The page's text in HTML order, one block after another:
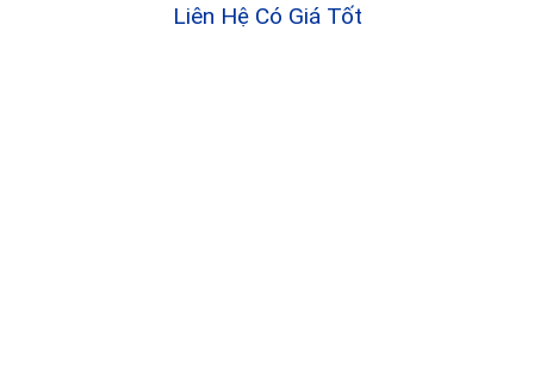
Liên Hệ Có Giá Tốt